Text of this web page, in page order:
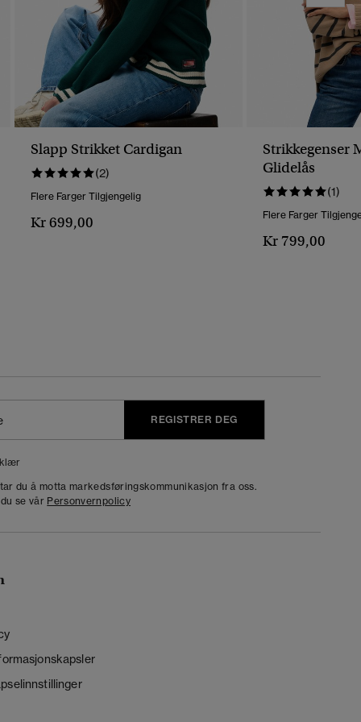
Slapp Strikket Cardigan
(2)
Flere Farger Tilgjengelig
Kr 699,00
Strikkegenser
Glidelås
(1)
Flere Farger
Kr 799,00
REGISTRER DEG
du å motta markedsføringskommunikasjon fra oss.
se vår Personvernpolicy